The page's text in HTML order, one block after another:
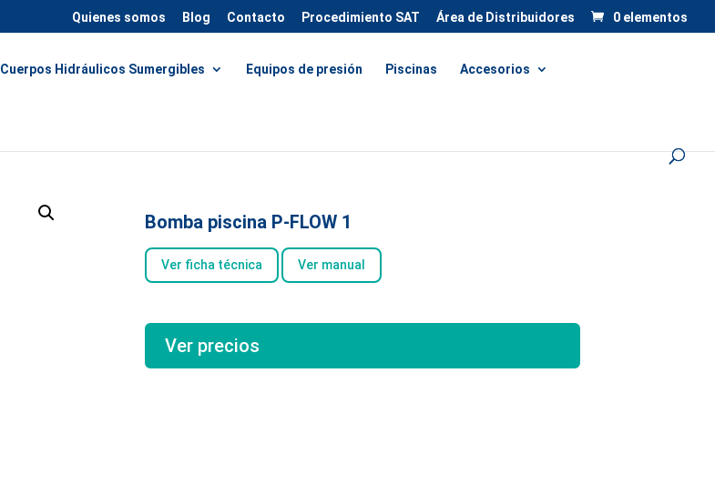
Quienes somos Blog Contacto Procedimiento SAT Área de Distribuidores 0 elementos
Cuerpos Hidráulicos Sumergibles Equipos de presión Piscinas Accesorios
Bomba piscina P-FLOW 1
Ver ficha técnica Ver manual
Ver precios